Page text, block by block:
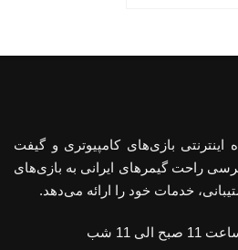
اینترنتی بازی‌های کامپیوتری و گیفت
راحت گیمرهای ایرانی به بازی‌های
خدمات خود را ارائه می‌دهد.
11 شب